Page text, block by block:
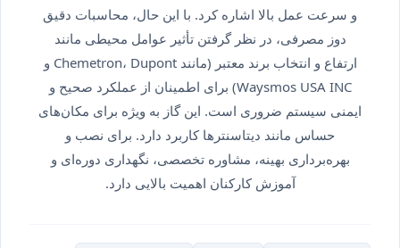
و سرعت عمل بالا اشاره کرد. با این حال، محاسبات دقیق
دوز مصرفی، در نظر گرفتن تأثیر عوامل محیطی مانند
ارتفاع و انتخاب برند معتبر (مانند Chemetron، Dupont و
Waysmos USA INC) برای اطمینان از عملکرد صحیح و
ایمنی سیستم ضروری است. این گاز به ویژه برای مکان‌های
حساس مانند دیتاسنترها کاربرد دارد. برای نصب و
بهره‌برداری بهینه، مشاوره تخصصی، نگهداری دوره‌ای و
آموزش کارکنان اهمیت بالایی دارد.